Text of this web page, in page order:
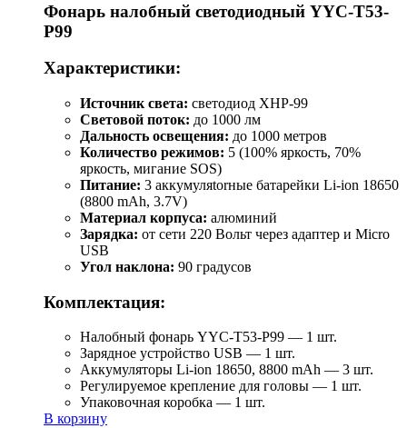
Фонарь налобный светодиодный YYC-T53-
P99
Характеристики:
Источник света: светодиод XHP-99
Световой поток: до 1000 лм
Дальность освещения: до 1000 метров
Количество режимов: 5 (100% яркость, 70%
яркость, мигание SOS)
Питание: 3 аккумуляtorные батарейки Li-ion 18650
(8800 mAh, 3.7V)
Материал корпуса: алюминий
Зарядка: от сети 220 Вольт через адаптер и Micro
USB
Угол наклона: 90 градусов
Комплектация:
Налобный фонарь YYC-T53-P99 — 1 шт.
Зарядное устройство USB — 1 шт.
Аккумуляторы Li-ion 18650, 8800 mAh — 3 шт.
Регулируемое крепление для головы — 1 шт.
Упаковочная коробка — 1 шт.
В корзину